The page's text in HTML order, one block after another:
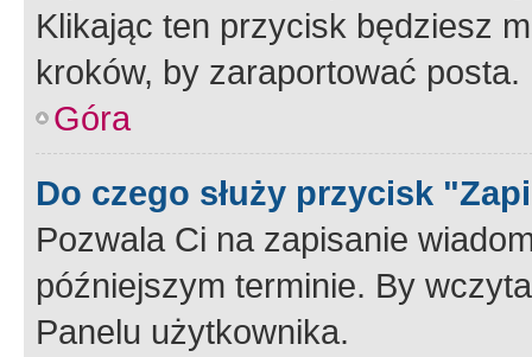
Klikając ten przycisk będziesz
kroków, by zaraportować posta.
Góra
Do czego służy przycisk
Pozwala Ci na zapisanie
późniejszym terminie. By
Panelu użytkownika.